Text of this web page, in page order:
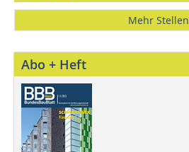
Mehr Stellen
Abo + Heft